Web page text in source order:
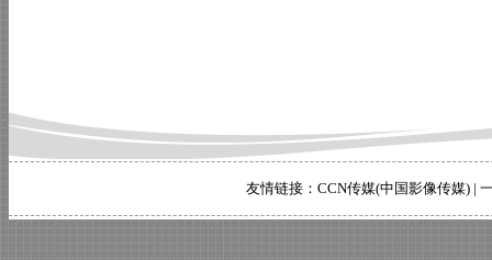
友情链接： CCN传媒(中国影像传媒) |